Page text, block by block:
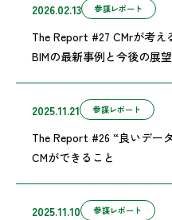
2026.02.13 参謀レポート
The Report #27 CMrが考え
BIMの最新事例と今後の展
2025.11.21 参謀レポート
The Report #26 “良いデー
CMができること
2025.11.10 参謀レポート